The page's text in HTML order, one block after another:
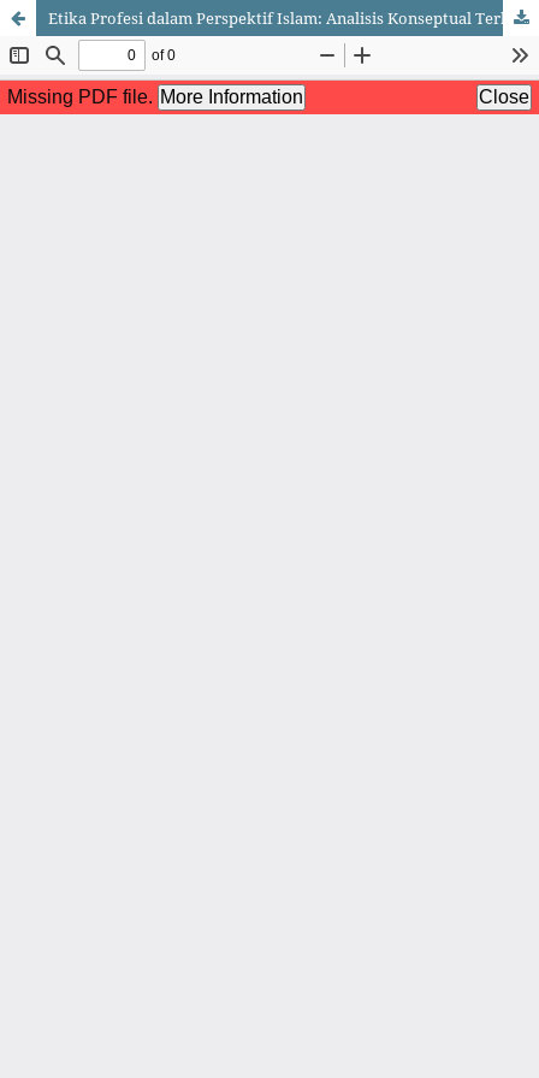
Etika Profesi dalam Perspektif Islam: Analisis Konseptual Terhadap Pencegahan Korupsi di Kalangan ASN